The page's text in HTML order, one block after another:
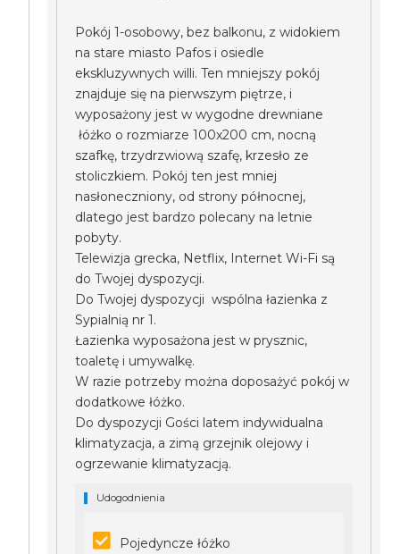
Pokój 1-osobowy, bez balkonu, z widokiem
na stare miasto Pafos i osiedle
ekskluzywnych willi. Ten mniejszy pokój
znajduje się na pierwszym piętrze, i
wyposażony jest w wygodne drewniane
łóżko o rozmiarze 100x200 cm, nocną
szafkę, trzydrzwiową szafę, krzesło ze
stoliczkiem. Pokój ten jest mniej
nasłoneczniony, od strony północnej,
dlatego jest bardzo polecany na letnie
pobyty.
Telewizja grecka, Netflix, Internet Wi-Fi są
do Twojej dyspozycji.
Do Twojej dyspozycji wspólna łazienka z
Sypialnią nr 1.
Łazienka wyposażona jest w prysznic,
toaletę i umywalkę.
W razie potrzeby można doposażyć pokój w
dodatkowe łóżko.
Do dyspozycji Gości latem indywidualna
klimatyzacja, a zimą grzejnik olejowy i
ogrzewanie klimatyzacją.
Udogodnienia
Pojedyncze łóżko